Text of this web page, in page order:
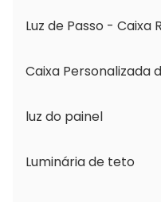
Luz de Passo - Caixa
Caixa Personalizada
luz do painel
Série JDL
Luminária de teto